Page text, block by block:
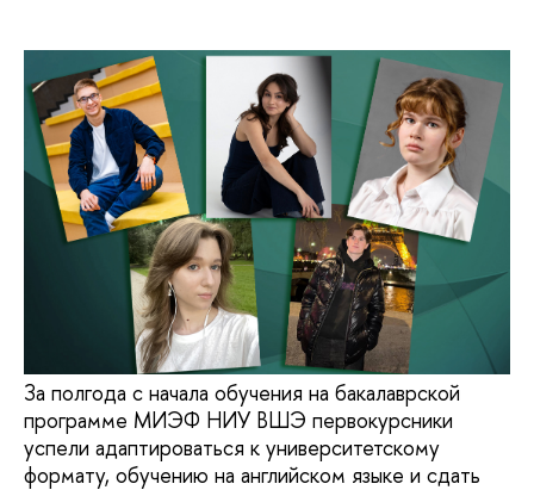
За полгода с начала обучения на бакалаврской
программе МИЭФ НИУ ВШЭ первокурсники
успели адаптироваться к университетскому
формату, обучению на английском языке и сдать